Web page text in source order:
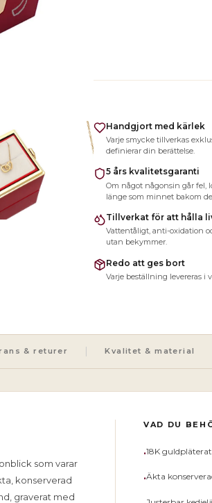
Handgjort med kärlek
Varje smycke tillverkas
definierar din berättelse.
5 års kvalitetsgaranti
Om något någonsin går fel,
länge som minnet bakom
Tillverkat för att hålla
Vattentåligt, anti-oxidation
utan bekymmer.
Redo att ges bort
Varje beställning levereras i
& returer | Kvalitet & material
som varar
konserverad
graverat med
VAD DU
•18K
•Äkta